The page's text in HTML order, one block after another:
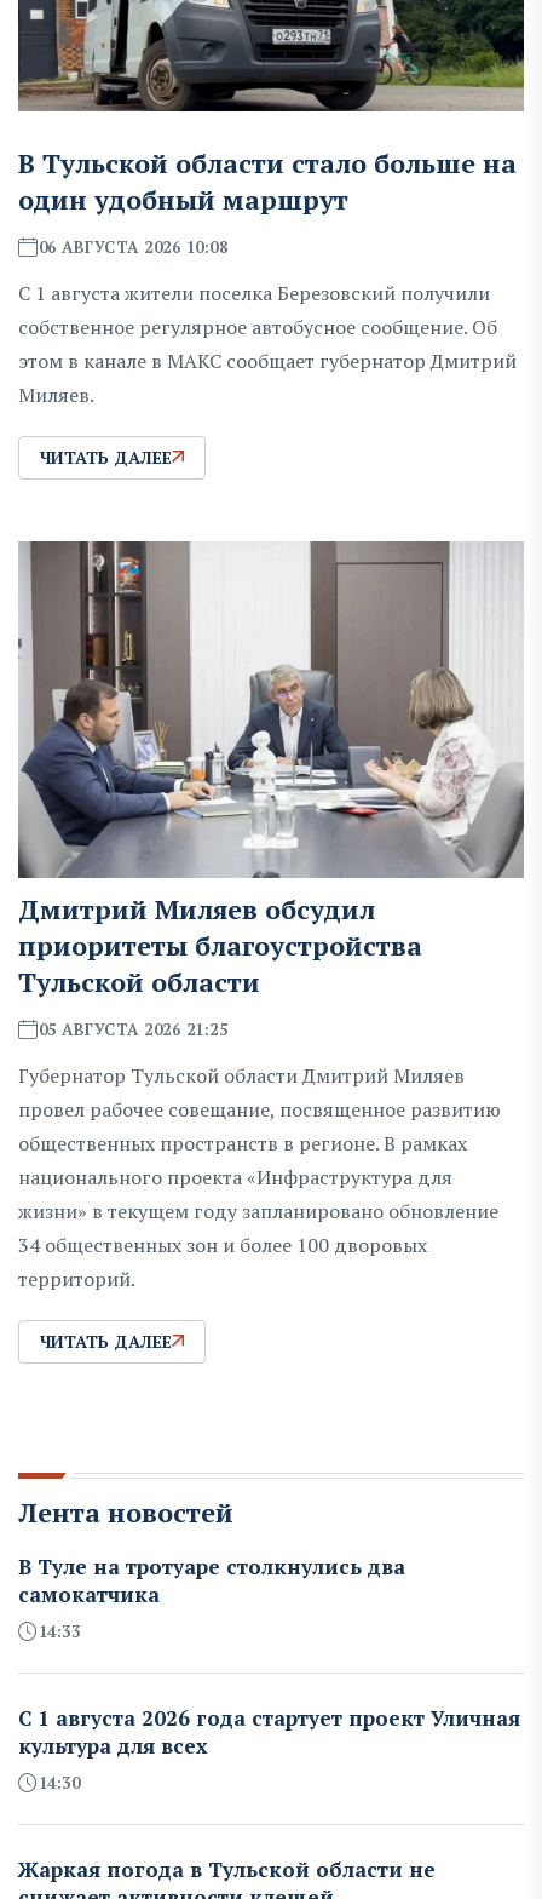
В Тульской области стало больше на
один удобный маршрут
06 АВГУСТА 2026 10:08
С 1 августа жители поселка Березовский получили
собственное регулярное автобусное сообщение. Об
этом в канале в МАКС сообщает губернатор Дмитрий
Миляев.
ЧИТАТЬ ДАЛЕЕ
Дмитрий Миляев обсудил
приоритеты благоустройства
Тульской области
05 АВГУСТА 2026 21:25
Губернатор Тульской области Дмитрий Миляев
провел рабочее совещание, посвященное развитию
общественных пространств в регионе. В рамках
национального проекта «Инфраструктура для
жизни» в текущем году запланировано обновление
34 общественных зон и более 100 дворовых
территорий.
ЧИТАТЬ ДАЛЕЕ
Лента новостей
В Туле на тротуаре столкнулись два
самокатчика
14:33
С 1 августа 2026 года стартует проект Уличная
культура для всех
14:30
Жаркая погода в Тульской области не